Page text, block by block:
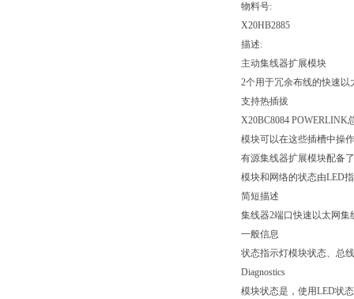
物料号:
X20HB2885
描述:
主动集线器扩展模块
2个用于冗余布线的快速以
支持热插拔
X20BC8084
模块可以在这些插槽中操
有源集线器扩展模块配备
模块和网络的状态由LED
简短描述
集线器2端口快速以太网集
一般信息
状态指示灯模块状态、总
Diagnostics
模块状态是，使用LED状